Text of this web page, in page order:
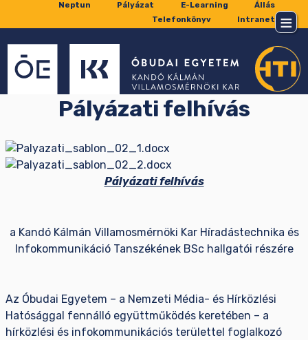
Neptun Pályázat E-Learning
Állás
Telefonkönyv
Intranet
Pályázati felhívás
Pályázati felhívás
a Kandó Kálmán Villamosmérnöki Kar Híradástechnika és
Infokommunikáció Tanszékének BSc hallgatói részére
Az Óbudai Egyetem – a Nemzeti Média- és Hírközlési
Hatósággal fennálló együttműködés keretében – a
hírközlési és infokommunikációs területtel foglalkozó